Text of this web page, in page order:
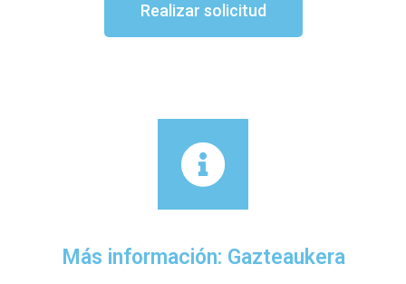
Realizar solicitud
Más información: Gazteaukera